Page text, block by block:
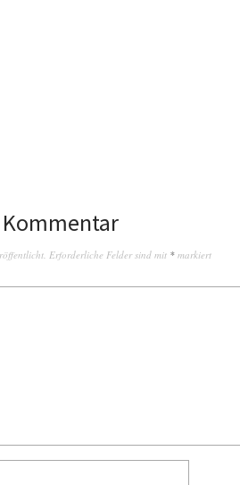
Erforderliche Felder sind mit * markiert